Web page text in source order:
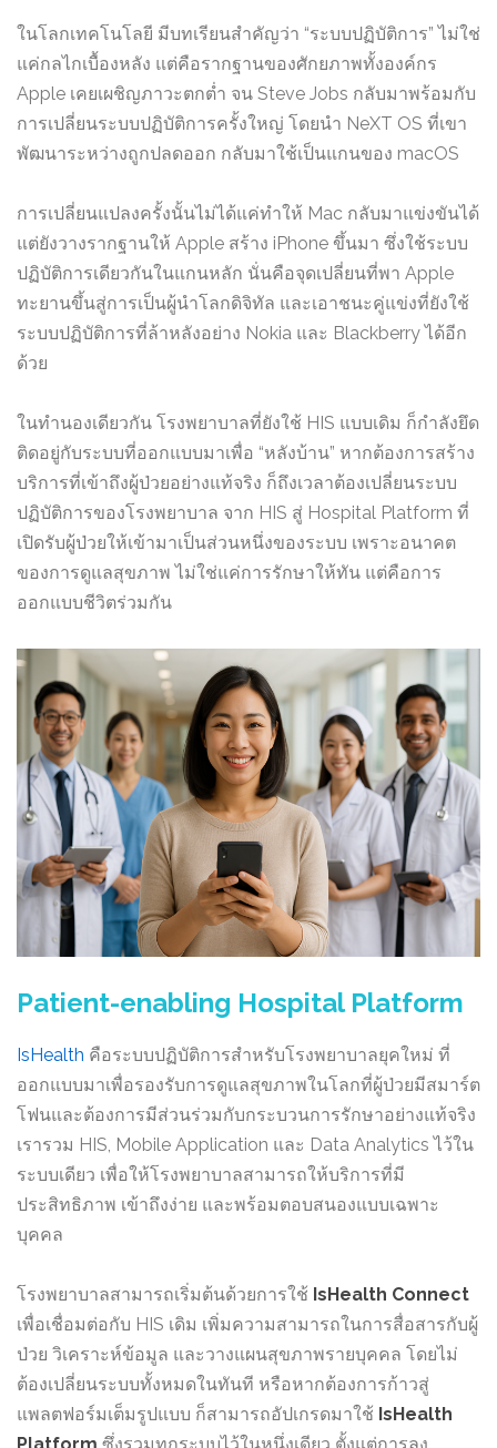
ในโลกเทคโนโลยี มีบทเรียนสำคัญว่า “ระบบปฏิบัติการ” ไม่ใช่
แค่กลไกเบื้องหลัง แต่คือรากฐานของศักยภาพทั้งองค์กร
Apple เคยเผชิญภาวะตกต่ำ จน Steve Jobs กลับมาพร้อมกับ
การเปลี่ยนระบบปฏิบัติการครั้งใหญ่ โดยนำ NeXT OS ที่เขา
พัฒนาระหว่างถูกปลดออก กลับมาใช้เป็นแกนของ macOS
การเปลี่ยนแปลงครั้งนั้นไม่ได้แค่ทำให้ Mac กลับมาแข่งขันได้
แต่ยังวางรากฐานให้ Apple สร้าง iPhone ขึ้นมา ซึ่งใช้ระบบ
ปฏิบัติการเดียวกันในแกนหลัก นั่นคือจุดเปลี่ยนที่พา Apple
ทะยานขึ้นสู่การเป็นผู้นำโลกดิจิทัล และเอาชนะคู่แข่งที่ยังใช้
ระบบปฏิบัติการที่ล้าหลังอย่าง Nokia และ Blackberry ได้อีก
ด้วย
ในทำนองเดียวกัน โรงพยาบาลที่ยังใช้ HIS แบบเดิม ก็กำลังยึด
ติดอยู่กับระบบที่ออกแบบมาเพื่อ “หลังบ้าน” หากต้องการสร้าง
บริการที่เข้าถึงผู้ป่วยอย่างแท้จริง ก็ถึงเวลาต้องเปลี่ยนระบบ
ปฏิบัติการของโรงพยาบาล จาก HIS สู่ Hospital Platform ที่
เปิดรับผู้ป่วยให้เข้ามาเป็นส่วนหนึ่งของระบบ เพราะอนาคต
ของการดูแลสุขภาพ ไม่ใช่แค่การรักษาให้ทัน แต่คือการ
ออกแบบชีวิตร่วมกัน
Patient-enabling Hospital Platform
IsHealth คือระบบปฏิบัติการสำหรับโรงพยาบาลยุคใหม่ ที่
ออกแบบมาเพื่อรองรับการดูแลสุขภาพในโลกที่ผู้ป่วยมีสมาร์ต
โฟนและต้องการมีส่วนร่วมกับกระบวนการรักษาอย่างแท้จริง
เรารวม HIS, Mobile Application และ Data Analytics ไว้ใน
ระบบเดียว เพื่อให้โรงพยาบาลสามารถให้บริการที่มี
ประสิทธิภาพ เข้าถึงง่าย และพร้อมตอบสนองแบบเฉพาะ
บุคคล
โรงพยาบาลสามารถเริ่มต้นด้วยการใช้ IsHealth Connect
เพื่อเชื่อมต่อกับ HIS เดิม เพิ่มความสามารถในการสื่อสารกับผู้
ป่วย วิเคราะห์ข้อมูล และวางแผนสุขภาพรายบุคคล โดยไม่
ต้องเปลี่ยนระบบทั้งหมดในทันที หรือหากต้องการก้าวสู่
แพลตฟอร์มเต็มรูปแบบ ก็สามารถอัปเกรดมาใช้ IsHealth